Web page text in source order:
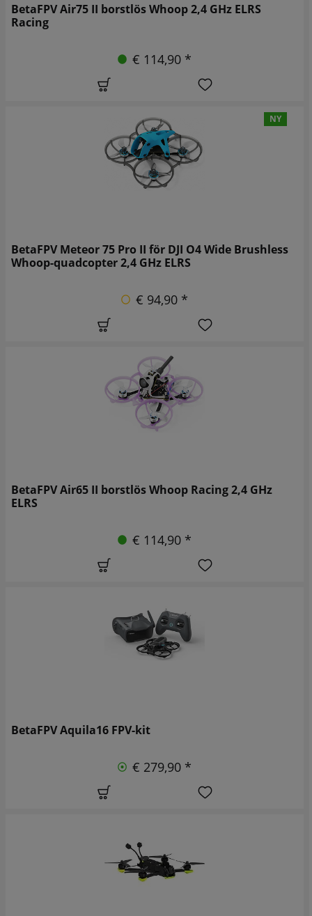
BetaFPV Air75 II borstlös Whoop 2,4 GHz ELRS
Racing
€ 114,90 *
NY
BetaFPV Meteor 75 Pro II för DJI O4 Wide Brushless
Whoop-quadcopter 2,4 GHz ELRS
€ 94,90 *
BetaFPV Air65 II borstlös Whoop Racing 2,4 GHz
ELRS
€ 114,90 *
BetaFPV Aquila16 FPV-kit
€ 279,90 *